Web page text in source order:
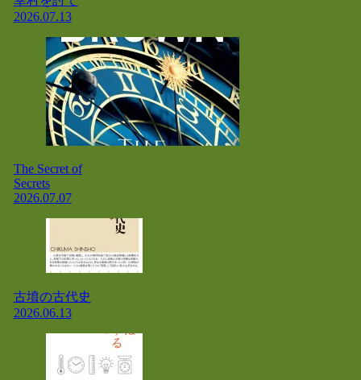
2026.07.13
The Secret of
Secrets
2026.07.07
古墳の古代史
2026.06.13